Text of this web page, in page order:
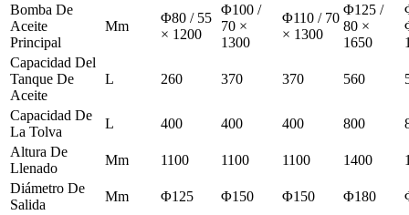
Bomba De
Aceite
Principal
Mm
Φ80 / 55
× 1200
Φ100 /
70 ×
1300
Φ110 / 70
× 1300
Φ125 /
80 ×
1650
Capacidad Del
Tanque De
Aceite
L 260 370 370 560
Capacidad De
La Tolva
L 400 400 400 800
Altura De
Llenado
Mm 1100 1100 1100 1400
Diámetro De
Salida
Mm Φ125 Φ150 Φ150 Φ180